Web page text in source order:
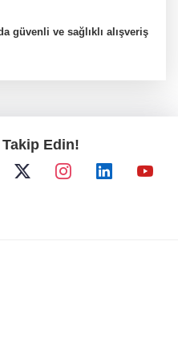
güvenli ve sağlıklı alışveriş
temizlik ve bakım
Edin!